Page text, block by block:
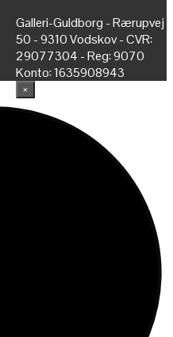
Galleri-Guldborg - Rærupvej
50 - 9310 Vodskov - CVR:
29077304 - Reg: 9070
Konto: 1635908943
×